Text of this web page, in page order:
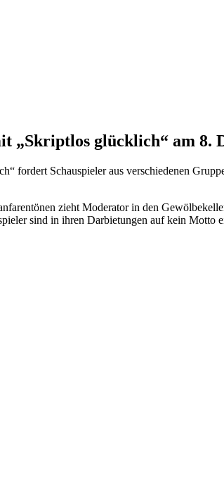
glücklich“ am 8.
fordert Schauspieler aus verschiedenen
zieht Moderator in den
sind in ihren Darbietungen auf kein Motto